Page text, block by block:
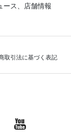
ース、店舗情報
取引法に基づく表記